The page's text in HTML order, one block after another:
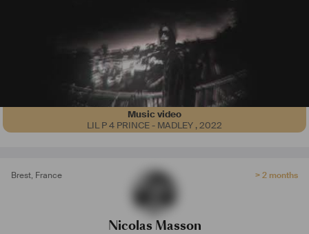
Music video
LIL P 4 PRINCE - MADLEY ,2022
Brest, France > 2 months
Nicolas Masson
métrage.